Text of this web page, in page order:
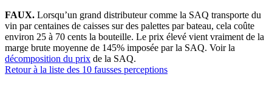
FAUX. Lorsqu’un grand distributeur comme la SAQ transporte du
vin par centaines de caisses sur des palettes par bateau, cela coûte
environ 25 à 70 cents la bouteille. Le prix élevé vient vraiment de la
marge brute moyenne de 145% imposée par la SAQ. Voir la
décomposition du prix de la SAQ.
Retour à la liste des 10 fausses perceptions